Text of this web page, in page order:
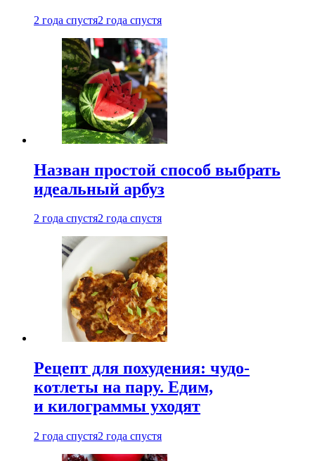
2 года спустя2 года спустя
Назван простой способ выбрать
идеальный арбуз
2 года спустя2 года спустя
Рецепт для похудения: чудо-
котлеты на пару. Едим,
и килограммы уходят
2 года спустя2 года спустя